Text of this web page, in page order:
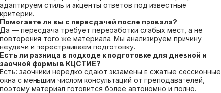
адаптируем стиль и акценты ответов под известные
критерии.
Помогаете ли вы с пересдачей после провала?
Да — пересдача требует переработки слабых мест, а не
повторения того же материала. Мы анализируем причину
неудачи и перестраиваем подготовку.
Есть ли разница в подходе к подготовке для дневной и
заочной формы в КЦСТИЕ?
Есть: заочники нередко сдают экзамены в сжатые сессионные
окна с меньшим числом консультаций от преподавателей,
поэтому материал готовится более автономно и полно.